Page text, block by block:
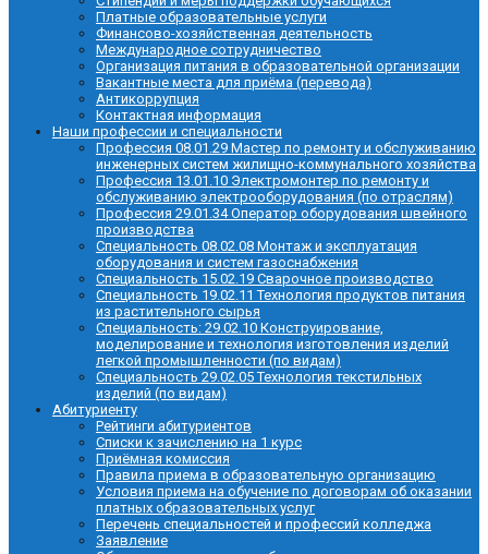
Платные образовательные услуги
Финансово-хозяйственная деятельность
Международное сотрудничество
Организация питания в образовательной организации
Вакантные места для приёма (перевода)
Антикоррупция
Контактная информация
Наши профессии и специальности
Профессия 08.01.29 Мастер по ремонту и обслуживанию
инженерных систем жилищно-коммунального хозяйства
Профессия 13.01.10 Электромонтер по ремонту и
обслуживанию электрооборудования (по отраслям)
Профессия 29.01.34 Оператор оборудования швейного
производства
Специальность 08.02.08 Монтаж и эксплуатация
оборудования и систем газоснабжения
Специальность 15.02.19 Сварочное производство
Специальность 19.02.11 Технология продуктов питания
из растительного сырья
Специальность: 29.02.10 Конструирование,
моделирование и технология изготовления изделий
легкой промышленности (по видам)
Специальность 29.02.05 Технология текстильных
изделий (по видам)
Абитуриенту
Рейтинги абитуриентов
Списки к зачислению на 1 курс
Приёмная комиссия
Правила приема в образовательную организацию
Условия приема на обучение по договорам об оказании
платных образовательных услуг
Перечень специальностей и профессий колледжа
Заявление